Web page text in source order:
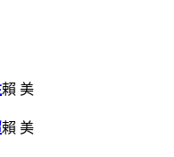
賴 美
賴 美